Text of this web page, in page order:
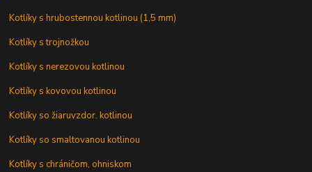
Kotlíky s hrubostennou kotlinou (1,5 mm)
Kotlíky s trojnožkou
Kotlíky s nerezovou kotlinou
Kotlíky s kovovou kotlinou
Kotlíky so žiaruvzdor. kotlinou
Kotlíky so smaltovanou kotlinou
Kotlíky s chráničom, ohniskom